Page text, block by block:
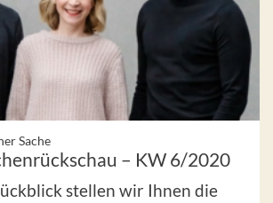
Sache
– KW 6/2020
stellen wir Ihnen die